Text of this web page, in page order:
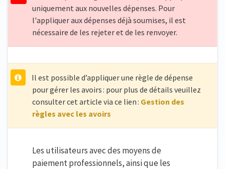
uniquement aux nouvelles dépenses. Pour
l'appliquer aux dépenses déjà soumises, il est
nécessaire de les rejeter et de les renvoyer.
Il est possible d’appliquer une règle de dépense
pour gérer les avoirs : pour plus de détails veuillez
consulter cet article via ce lien : Gestion des
règles avec les avoirs
Les utilisateurs avec des moyens de
paiement professionnels, ainsi que les